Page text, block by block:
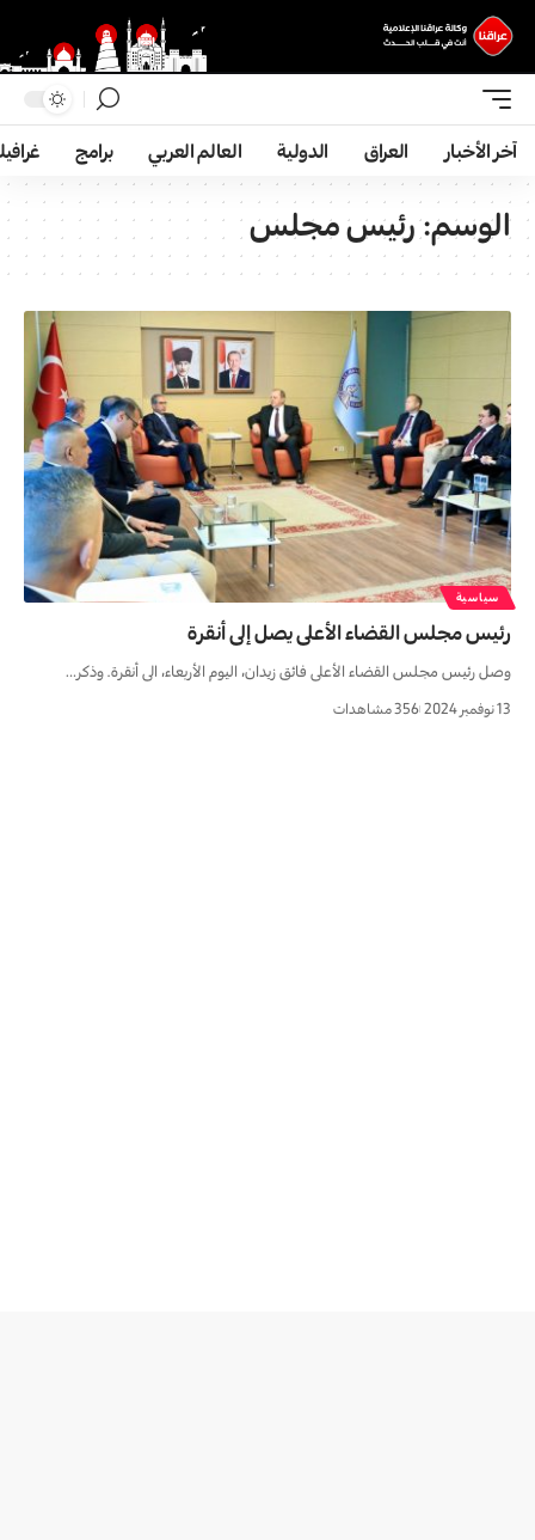
آخر الأخبار العراق الدولية العالم العربي برامج
الوسم:رئيس مجلس
سياسية
رئيس مجلس القضاء الأعلى يصل إلى أنقرة
وصل رئيس مجلس القضاء الأعلى فائق زيدان، اليوم الأربعاء، الى أنقرة. وذكر…
13 نوفمبر 2024 356 مشاهدات